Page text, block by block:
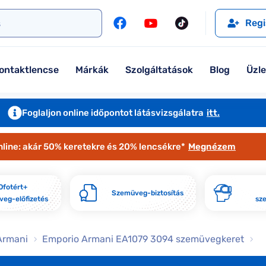
Márkák Szolgáltatások Blog
Jimmy Choo
További márkáink megtekintése
Komplett 20% minden
Szemüveglencsék
Kontaktlencse
Foglaljon online időpontot látásvizsgálatra itt.
akár 50% keretekre és 20% lencsékre* Megnézem
előfizetés
Szemüveg-biztosítás
Emporio Armani EA1079 3094 szemüvegkeret